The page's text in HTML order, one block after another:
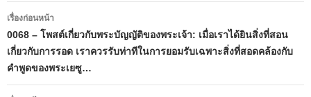
เมนู
นำทาง
เรื่อง
เรื่องก่อนหน้า
0068 – โพสต์เกี่ยวกับพระบัญญัติของพระเจ้า: เมื่อเราได้ยินสิ่งที่สอน
เกี่ยวกับการรอด เราควรรับท่าทีในการยอมรับเฉพาะสิ่งที่สอดคล้องกับ
คำพูดของพระเยซู…